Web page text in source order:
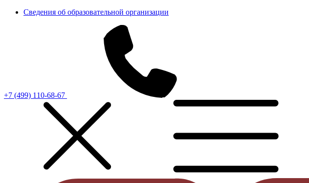
Сведения об образовательной организации
+7 (499) 110-68-67